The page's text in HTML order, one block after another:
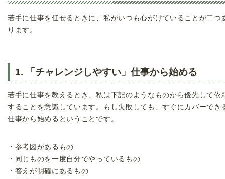
若手に仕事を任せるときに、私がいつも心がけていることが二つ
ります。
1. 「チャレンジしやすい」仕事から始める
若手に仕事を教えるとき、私は下記のようなものから優先して依
することを意識しています。もし失敗しても、すぐにカバーでき
仕事から始めるということです。
・参考図があるもの
・同じものを一度自分でやっているもの
・答えが明確にあるもの